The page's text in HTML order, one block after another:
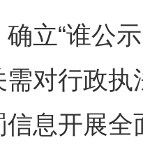
“谁公示
对行政
息开展